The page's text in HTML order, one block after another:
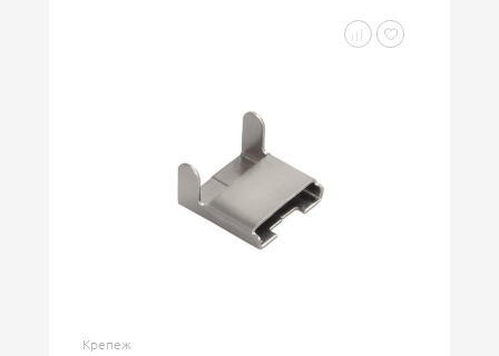
Крепеж